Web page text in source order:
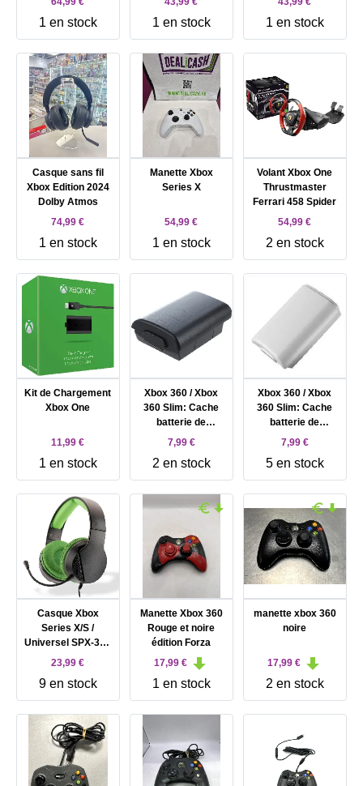
1 en stock 1 en stock 1 en stock
Casque sans fil
Xbox Edition 2024
Dolby Atmos
74,99 €
1 en stock
Manette Xbox
Series X
54,99 €
1 en stock
Volant Xbox One
Thrustmaster
Ferrari 458 Spider
54,99 €
2 en stock
Kit de Chargement
Xbox One
11,99 €
1 en stock
Xbox 360 / Xbox
360 Slim: Cache
batterie de
manette noir
7,99 €
2 en stock
Xbox 360 / Xbox
360 Slim: Cache
batterie de
manette blanc
7,99 €
5 en stock
Casque Xbox
Series X/S /
Universel SPX-300
- Vert et Noir
23,99 €
9 en stock
Manette Xbox 360
Rouge et noire
édition Forza
17,99 €
1 en stock
manette xbox 360
noire
17,99 €
2 en stock